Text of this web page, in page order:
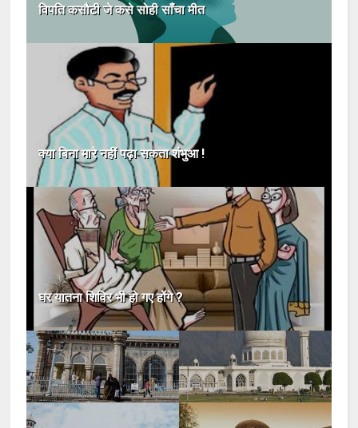
विपति कसौटी जे कसे सोही साँचा मीत
क्या बिना मारे नहीं पढ़ा सकता शंभुआ !
घर यातना शिविर भी हो गए होंगे ?